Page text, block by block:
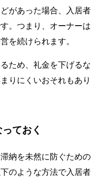
があった場合、入居者
。つまり、オーナーは
を続けられます。
ため、礼金を下げるな
りにくいおそれもあり
ておく
納を未然に防ぐための
のような方法で入居者